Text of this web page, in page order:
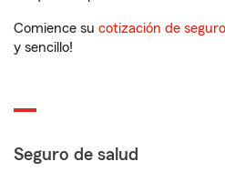
Comience su cotización de
y sencillo!
Seguro de salud